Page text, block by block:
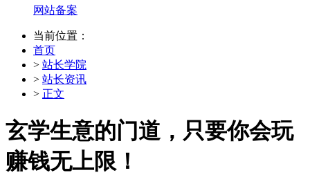
网站备案
当前位置：
首页
> 站长学院
> 站长资讯
> 正文
玄学生意的门道，只要你会玩
赚钱无上限！